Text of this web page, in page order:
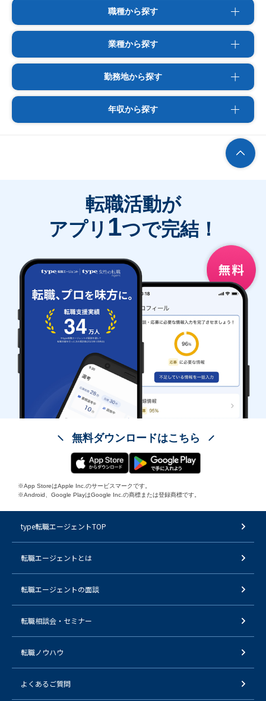
職種から探す
業種から探す
勤務地から探す
年収から探す
転職活動が
アプリ 1つで完結！
無料ダウンロードはこちら
※App StoreはApple Inc.のサービスマークです。
※Android、Google PlayはGoogle Inc.の商標または登録商標です。
type転職エージェントTOP
転職エージェントとは
転職エージェントの面談
転職相談会・セミナー
転職ノウハウ
よくあるご質問